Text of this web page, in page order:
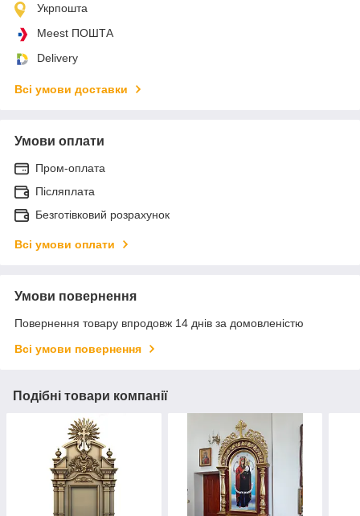
Укрпошта
Meest ПОШТА
Delivery
Всі умови доставки
Умови оплати
Пром-оплата
Післяплата
Безготівковий розрахунок
Всі умови оплати
Умови повернення
Повернення товару впродовж 14 днів за домовленістю
Всі умови повернення
Подібні товари компанії